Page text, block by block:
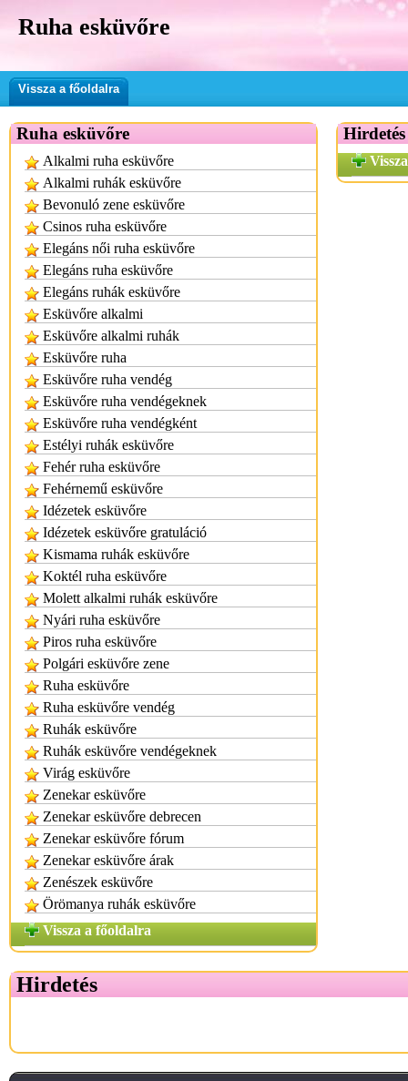
Ruha esküvőre
Vissza a főoldalra
Ruha esküvőre
Alkalmi ruha esküvőre
Alkalmi ruhák esküvőre
Bevonuló zene esküvőre
Csinos ruha esküvőre
Elegáns női ruha esküvőre
Elegáns ruha esküvőre
Elegáns ruhák esküvőre
Esküvőre alkalmi
Esküvőre alkalmi ruhák
Esküvőre ruha
Esküvőre ruha vendég
Esküvőre ruha vendégeknek
Esküvőre ruha vendégként
Estélyi ruhák esküvőre
Fehér ruha esküvőre
Fehérnemű esküvőre
Idézetek esküvőre
Idézetek esküvőre gratuláció
Kismama ruhák esküvőre
Koktél ruha esküvőre
Molett alkalmi ruhák esküvőre
Nyári ruha esküvőre
Piros ruha esküvőre
Polgári esküvőre zene
Ruha esküvőre
Ruha esküvőre vendég
Ruhák esküvőre
Ruhák esküvőre vendégeknek
Virág esküvőre
Zenekar esküvőre
Zenekar esküvőre debrecen
Zenekar esküvőre fórum
Zenekar esküvőre árak
Zenészek esküvőre
Örömanya ruhák esküvőre
Vissza a főoldalra
Hirdetés
Hirdetés